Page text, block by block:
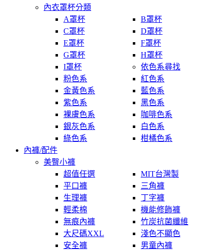
內衣罩杯分類
A罩杯
B罩杯
C罩杯
D罩杯
E罩杯
F罩杯
G罩杯
H罩杯
I罩杯
依色系尋找
粉色系
紅色系
金黃色系
藍色系
紫色系
黑色系
裸膚色系
咖啡色系
銀灰色系
白色系
綠色系
柑橘色系
內褲/配件
美臀小褲
超值任選
MIT台灣製
平口褲
三角褲
生理褲
丁字褲
輕柔棉
機能修飾褲
無痕內褲
竹炭抗菌纖維
大尺碼XXL
淺色不顯色
安全褲
男童內褲